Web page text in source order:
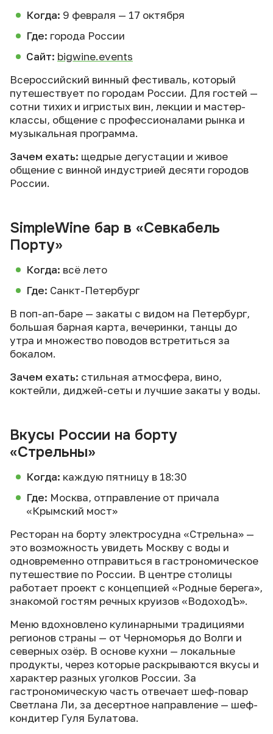
Когда: 9 февраля — 17 октября
Где: города России
Сайт: bigwine.events
Всероссийский винный фестиваль, который
путешествует по городам России. Для гостей —
сотни тихих и игристых вин, лекции и мастер-
классы, общение с профессионалами рынка и
музыкальная программа.
Зачем ехать: щедрые дегустации и живое
общение с винной индустрией десяти городов
России.
SimpleWine бар в «Севкабель
Порту»
Когда: всё лето
Где: Санкт-Петербург
В поп-ап-баре — закаты с видом на Петербург,
большая барная карта, вечеринки, танцы до
утра и множество поводов встретиться за
бокалом.
Зачем ехать: стильная атмосфера, вино,
коктейли, диджей-сеты и лучшие закаты у воды.
Вкусы России на борту
«Стрельны»
Когда: каждую пятницу в 18:30
Где: Москва, отправление от причала
«Крымский мост»
Ресторан на борту электросудна «Стрельна» —
это возможность увидеть Москву с воды и
одновременно отправиться в гастрономическое
путешествие по России. В центре столицы
работает проект с концепцией «Родные берега»,
знакомой гостям речных круизов «ВодоходЪ».
Меню вдохновлено кулинарными традициями
регионов страны — от Черноморья до Волги и
северных озёр. В основе кухни — локальные
продукты, через которые раскрываются вкусы и
характер разных уголков России. За
гастрономическую часть отвечает шеф-повар
Светлана Ли, за десертное направление — шеф-
кондитер Гуля Булатова.